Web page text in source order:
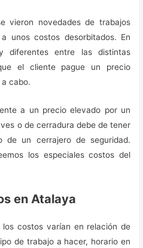
vieron novedades de trabajos
unos costos desorbitados. En
diferentes entre las distintas
el cliente pague un precio
cabo.
a un precio elevado por un
o de cerradura debe de tener
de un cerrajero de seguridad.
los especiales costos del
en Atalaya
costos varían en relación de
de trabajo a hacer, horario en